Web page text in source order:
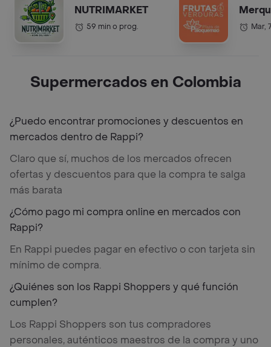
NUTRIMARKET
59 min o prog. Mar,
Supermercados en Colombia
¿Puedo encontrar promociones y descuentos en
mercados dentro de Rappi?
Claro que sí, muchos de los mercados ofrecen
ofertas y descuentos para que la compra te salga
más barata
¿Cómo pago mi compra online en mercados con
Rappi?
En Rappi puedes pagar en efectivo o con tarjeta sin
mínimo de compra.
¿Quiénes son los Rappi Shoppers y qué función
cumplen?
Los Rappi Shoppers son tus compradores
personales, auténticos maestros de la compra y uno